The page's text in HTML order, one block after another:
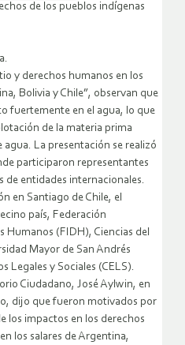
de los pueblos indígenas
y derechos humanos en los
Bolivia y Chile”, observan que
fuertemente en el agua, lo que
de la materia prima
La presentación se realizó
participaron representantes
de entidades internacionales.
en Santiago de Chile, el
país, Federación
Humanos (FIDH), Ciencias del
Mayor de San Andrés
Legales y Sociales (CELS).
Ciudadano, José Aylwin, en
dijo que fueron motivados por
los impactos en los derechos
los salares de Argentina,